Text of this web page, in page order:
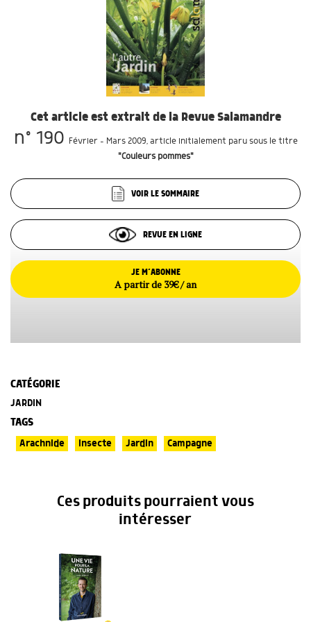
Cet article est extrait de la Revue Salamandre
n° 190 Février - Mars 2009, article initialement paru sous le titre
"Couleurs pommes"
VOIR LE SOMMAIRE
REVUE EN LIGNE
JE M’ABONNE
A partir de 39€ / an
CATÉGORIE
JARDIN
TAGS
Arachnide Insecte Jardin Campagne
Ces produits pourraient vous
intéresser